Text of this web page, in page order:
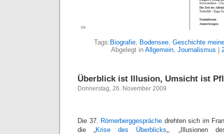
Tags:Biografie Bodensee Geschichte
Abgelegt in Allgemein, Journalismus |
Überblick ist Illusion, Umsicht ist
Donnerstag, 26. November 2009
Die 37. Römerberggespräche drehten sich im
die „ Krise des Überblicks „. „Illusionen